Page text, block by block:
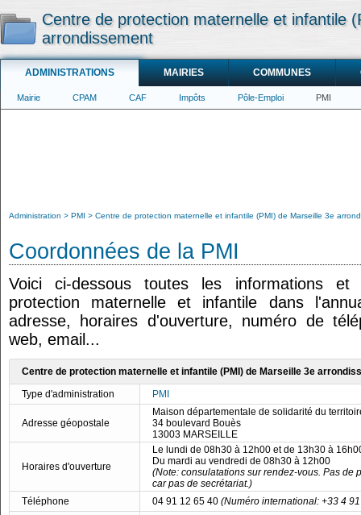
Centre de protection maternelle et infantile
arrondissement
ADMINISTRATIONS MAIRIES COMMUNES
Mairie CPAM CAF Impôts Pôle-Emploi PMI
Administration PMI Centre de protection maternelle et infantile (PMI) de Marseille 3e
Coordonnées de la PMI
Voici ci-dessous toutes les informations et
protection maternelle et infantile dans
adresse, horaires d'ouverture, numéro de
web, email...
Centre de protection maternelle et infantile (PMI) de Marseille 3e
Type d'administration
PMI
Adresse géopostale
Maison départementale de solidarité du
34 boulevard Bouès
13003 MARSEILLE
Horaires d'ouverture
Le lundi de 08h30 à 12h00 et de 13h30 à
Du mardi au vendredi de 08h30 à 12h00
(Note: consulatations sur rendez-vous. Pas de
car pas de secrétariat.)
Téléphone
04 91 12 65 40 (Numéro international: +33 4